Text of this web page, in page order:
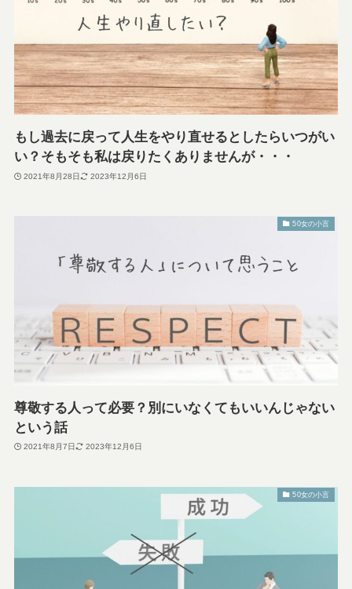
もし過去に戻って人生をやり直せるとしたらいつがい
い？そもそも私は戻りたくありませんが・・・
2021年8月28日 2023年12月6日
50女の小言
尊敬する人って必要？別にいなくてもいいんじゃない
という話
2021年8月7日 2023年12月6日
50女の小言